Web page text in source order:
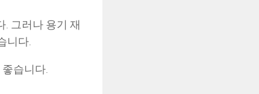
그러나 용기 재
니다.
습니다.